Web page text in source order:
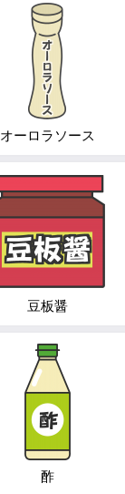
オーロラソース
豆板醤
酢